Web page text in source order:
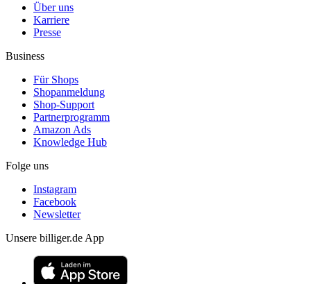
Über uns
Karriere
Presse
Business
Für Shops
Shopanmeldung
Shop-Support
Partnerprogramm
Amazon Ads
Knowledge Hub
Folge uns
Instagram
Facebook
Newsletter
Unsere billiger.de App